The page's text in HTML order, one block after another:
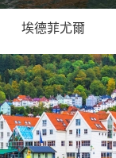
埃德菲尤爾